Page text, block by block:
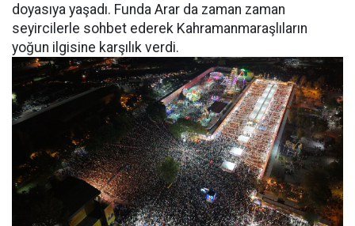
doyasıya yaşadı. Funda Arar da zaman zaman
seyircilerle sohbet ederek Kahramanmaraşlıların
yoğun ilgisine karşılık verdi.